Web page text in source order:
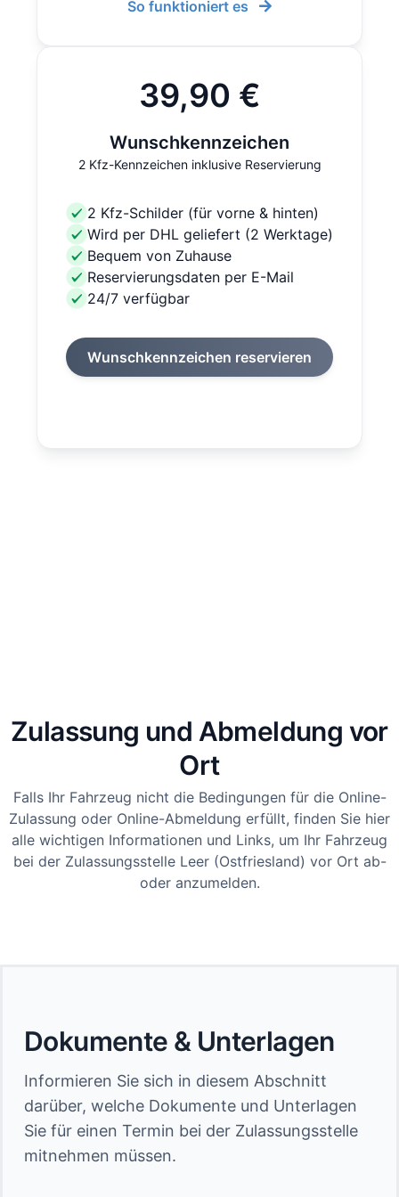
So funktioniert es
39,90 €
Wunschkennzeichen
2 Kfz-Kennzeichen inklusive Reservierung
2 Kfz-Schilder (für vorne & hinten)
Wird per DHL geliefert (2 Werktage)
Bequem von Zuhause
Reservierungsdaten per E-Mail
24/7 verfügbar
Wunschkennzeichen reservieren
Zulassung und Abmeldung vor
Ort
Falls Ihr Fahrzeug nicht die Bedingungen für die Online-
Zulassung oder Online-Abmeldung erfüllt, finden Sie hier
alle wichtigen Informationen und Links, um Ihr Fahrzeug
bei der Zulassungsstelle Leer (Ostfriesland) vor Ort ab-
oder anzumelden.
Dokumente & Unterlagen
Informieren Sie sich in diesem Abschnitt
darüber, welche Dokumente und Unterlagen
Sie für einen Termin bei der Zulassungsstelle
mitnehmen müssen.